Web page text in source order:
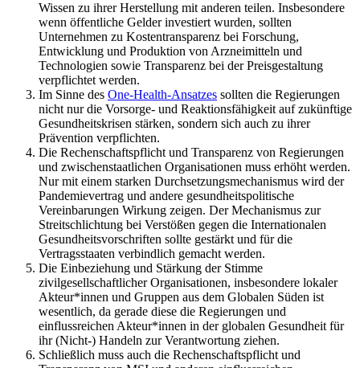
Wissen zu ihrer Herstellung mit anderen teilen. Insbesondere
wenn öffentliche Gelder investiert wurden, sollten
Unternehmen zu Kostentransparenz bei Forschung,
Entwicklung und Produktion von Arzneimitteln und
Technologien sowie Transparenz bei der Preisgestaltung
verpflichtet werden.
Im Sinne des One-Health-Ansatzes sollten die Regierungen
nicht nur die Vorsorge- und Reaktionsfähigkeit auf zukünftige
Gesundheitskrisen stärken, sondern sich auch zu ihrer
Prävention verpflichten.
Die Rechenschaftspflicht und Transparenz von Regierungen
und zwischenstaatlichen Organisationen muss erhöht werden.
Nur mit einem starken Durchsetzungsmechanismus wird der
Pandemievertrag und andere gesundheitspolitische
Vereinbarungen Wirkung zeigen. Der Mechanismus zur
Streitschlichtung bei Verstößen gegen die Internationalen
Gesundheitsvorschriften sollte gestärkt und für die
Vertragsstaaten verbindlich gemacht werden.
Die Einbeziehung und Stärkung der Stimme
zivilgesellschaftlicher Organisationen, insbesondere lokaler
Akteur*innen und Gruppen aus dem Globalen Süden ist
wesentlich, da gerade diese die Regierungen und
einflussreichen Akteur*innen in der globalen Gesundheit für
ihr (Nicht-) Handeln zur Verantwortung ziehen.
Schließlich muss auch die Rechenschaftspflicht und